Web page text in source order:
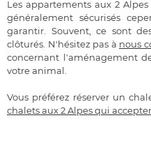
Les appartements aux 2
généralement sécurisés
garantir. Souvent, ce sont
clôturés. N'hésitez pas à nous
concernant l'aménagement
votre animal.
Vous préférez réserver un
chalets aux 2 Alpes qui